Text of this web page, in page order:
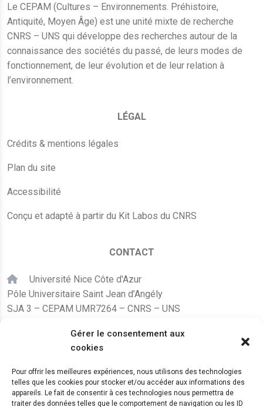
Gérer le consentement aux
cookies
Pour offrir les meilleures expériences, nous utilisons des technologies
telles que les cookies pour stocker et/ou accéder aux informations des
appareils. Le fait de consentir à ces technologies nous permettra de
traiter des données telles que le comportement de navigation ou les ID
Le CEPAM (Cultures – Environnements. Préhistoire,
Antiquité, Moyen Âge) est une unité mixte de recherche
CNRS – UNS qui développe des recherches autour de la
connaissance des sociétés du passé, de leurs modes de
fonctionnement, de leur évolution et de leur relation à
l’environnement.
LÉGAL
Crédits & mentions légales
Plan du site
Accessibilité
Conçu et adapté à partir du Kit Labos du CNRS
CONTACT
Université Nice Côte d'Azur
Pôle Universitaire Saint Jean d’Angély
SJA 3 – CEPAM UMR7264 – CNRS – UNS
+33 (0)4 89 15 24 08